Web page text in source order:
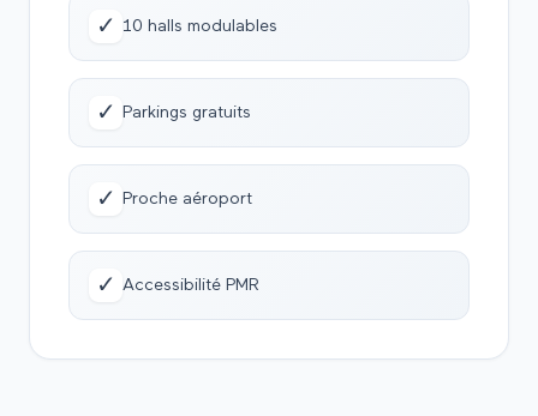
✓ 10 halls modulables
✓ Parkings gratuits
✓ Proche aéroport
✓ Accessibilité PMR